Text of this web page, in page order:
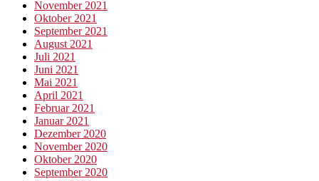
November 2021
Oktober 2021
September 2021
August 2021
Juli 2021
Juni 2021
Mai 2021
April 2021
Februar 2021
Januar 2021
Dezember 2020
November 2020
Oktober 2020
September 2020